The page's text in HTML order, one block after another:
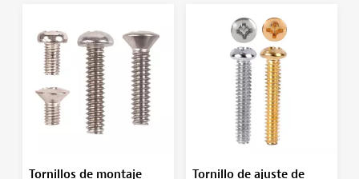
Tornillos de montaje
Tornillo de ajuste de